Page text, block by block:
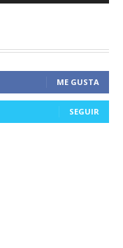
ME GUSTA
SEGUIR